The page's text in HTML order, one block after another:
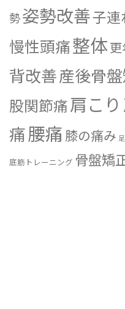
勢姿勢改善子連
慢性頭痛整体
背改善産後骨
股関節痛肩こり
痛腰痛 膝の痛み
底筋トレーニング 骨盤矯